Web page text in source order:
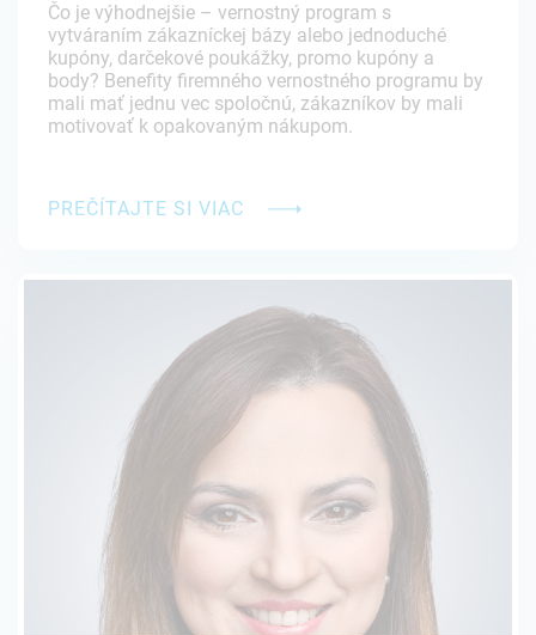
Čo je výhodnejšie – vernostný program s
vytváraním zákazníckej bázy alebo jednoduché
kupóny, darčekové poukážky, promo kupóny a
body? Benefity firemného vernostného programu by
mali mať jednu vec spoločnú, zákazníkov by mali
motivovať k opakovaným nákupom.
PREČÍTAJTE SI VIAC